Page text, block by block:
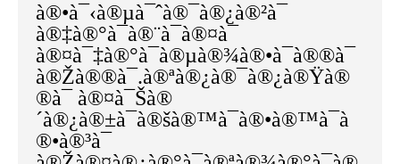
à®•à¯‹à®µà¯ˆà®¯à®¿à®²à¯
à®‡à®°à¯à®¨à¯à®¤à¯
à®¤à¯‡à®°à¯à®µà®¾à®•à¯à®®à¯
à®Žà®®à¯.à®ªà®¿à®¯à®¿à®Ÿà®
®à¯ à®¤à¯Šà®
´à®¿à®±à¯à®šà®™à¯à®•à®™à¯à
®•à®³à¯